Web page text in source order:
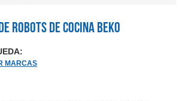
Robots de cocina Beko
MARCAS